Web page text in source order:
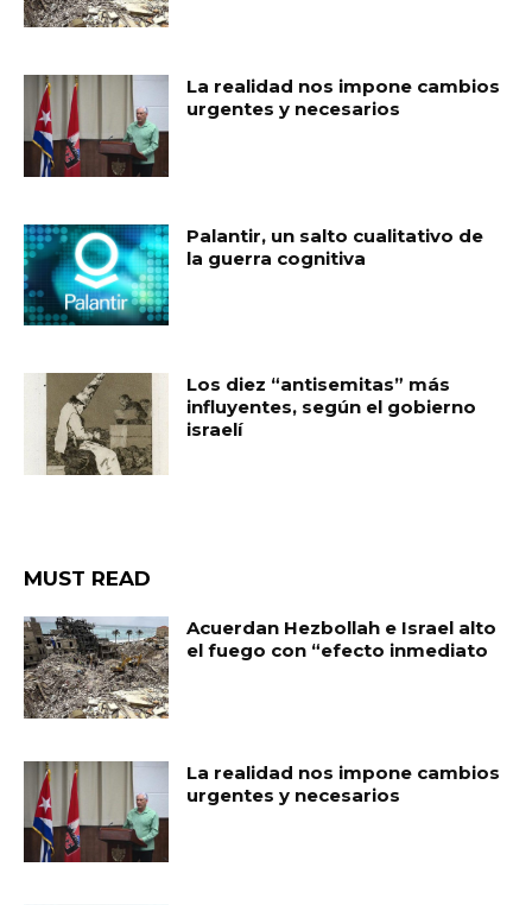
La realidad nos impone cambios
urgentes y necesarios
Palantir, un salto cualitativo de
la guerra cognitiva
Los diez “antisemitas” más
influyentes, según el gobierno
israelí
MUST READ
Acuerdan Hezbollah e Israel alto
el fuego con “efecto inmediato
La realidad nos impone cambios
urgentes y necesarios